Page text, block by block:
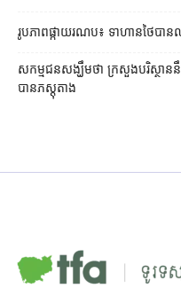
រូបភាពផ្កាយរណប៖ ទាហានថៃបាន
សកម្មជនសង្ឃឹមថា ក្រសួងបរិស្ថាន
បានភស្ដុតាង